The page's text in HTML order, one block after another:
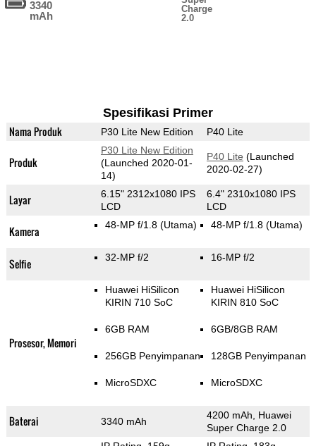
3340
mAh
Charge
2.0
Spesifikasi Primer
Nama Produk P30 Lite New Edition P40 Lite
Produk
P30 Lite New Edition
(Launched 2020-01-
14)
P40 Lite (Launched
2020-02-27)
Layar
6.15" 2312x1080 IPS
LCD
6.4" 2310x1080 IPS
LCD
Kamera 48-MP f/1.8 (Utama) 48-MP f/1.8 (Utama)
Selfie 32-MP f/2 16-MP f/2
Prosesor, Memori
Huawei HiSilicon
KIRIN 710 SoC
6GB RAM
256GB Penyimpanan
MicroSDXC
Huawei HiSilicon
KIRIN 810 SoC
6GB/8GB RAM
128GB Penyimpanan
MicroSDXC
Baterai 3340 mAh
4200 mAh, Huawei
Super Charge 2.0